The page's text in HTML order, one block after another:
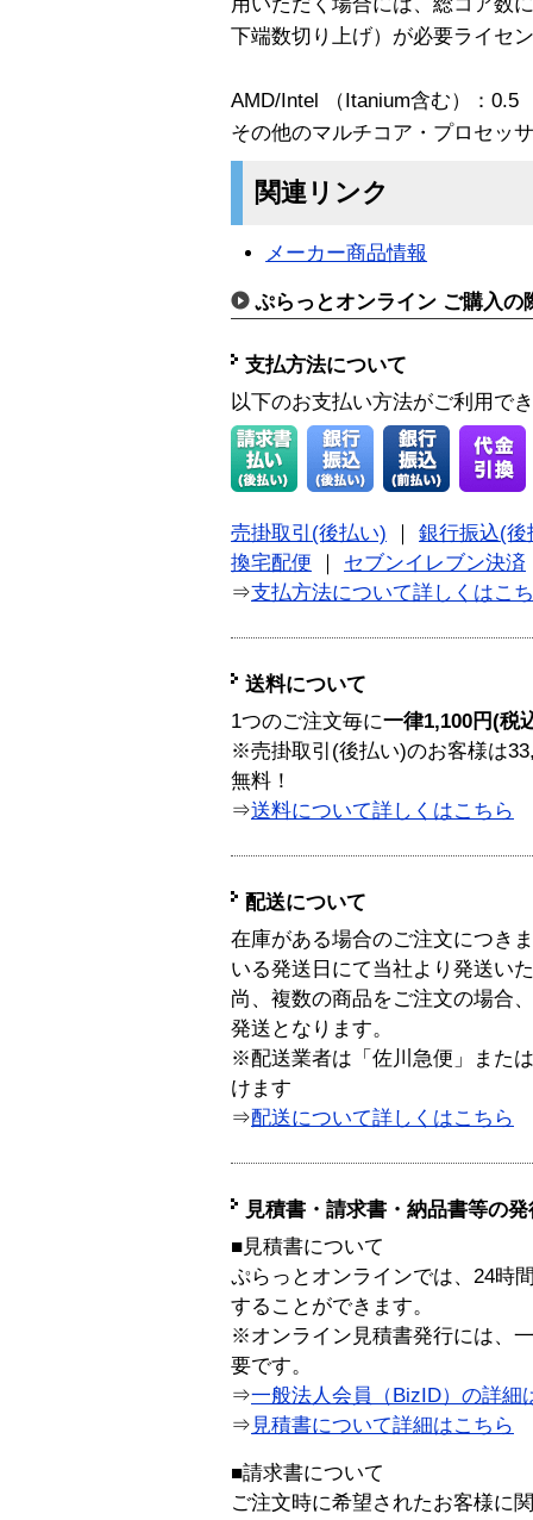
下端数切り上げ）が必要ライセ
AMD/Intel （Itanium含む）：0.5
その他のマルチコア・プロセッ
関連リンク
メーカー商品情報
ぷらっとオンライン ご購入の
支払方法について
以下のお支払い方法がご利用で
売掛取引(後払い)
銀行振込(後
換宅配便
セブンイレブン決済
⇒支払方法について詳しくはこ
送料について
1つのご注文毎に一律1,100円(税
※売掛取引(後払い)のお客様は
無料！
⇒送料について詳しくはこちら
配送について
在庫がある場合のご注文につき
いる発送日にて当社より発送い
尚、複数の商品をご注文の場合
発送となります。
※配送業者は「佐川急便」また
けます
⇒配送について詳しくはこちら
見積書・請求書・納品書等の
■見積書について
ぷらっとオンラインでは、24時
することができます。
※オンライン見積書発行には、
要です。
⇒一般法人会員（BizID）の詳細
⇒ 見積書について詳細はこちら
■請求書について
ご注文時に希望されたお客様に